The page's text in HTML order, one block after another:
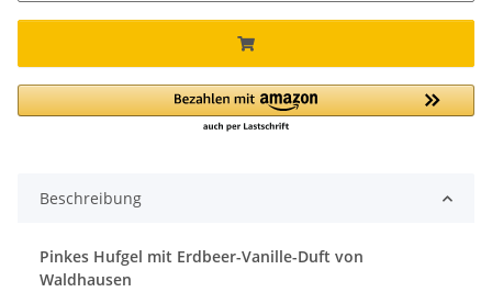
Beschreibung
Pinkes Hufgel mit Erdbeer-Vanille-Duft von
Waldhausen